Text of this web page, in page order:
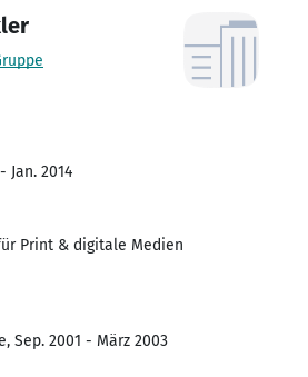
Jan. 2014
Print & digitale Medien
Sep. 2001 - März 2003